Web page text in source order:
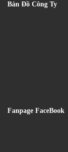
Bản Đồ Công Ty
Fanpage FaceBook